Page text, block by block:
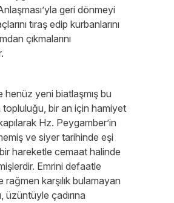
geri dönmeyi
tıraş edip kurbanlarını
çıkmalarını
henüz yeni biatlaşmış bu
topluluğu, bir an için hamiyet
Hz. Peygamber’in
ve siyer tarihinde eşi
hareketle cemaat halinde
Emrini defaatle
rağmen karşılık bulamayan
üzüntüyle çadırına